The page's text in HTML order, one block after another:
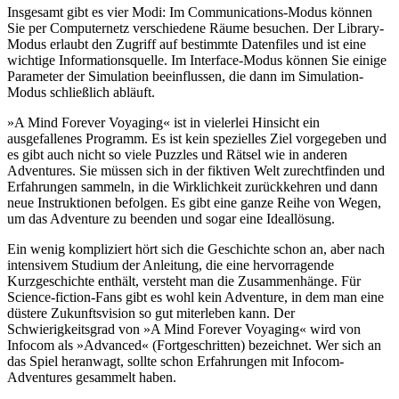
Insgesamt gibt es vier Modi: Im Communications-Modus können
Sie per Computernetz verschiedene Räume besuchen. Der Library-
Modus erlaubt den Zugriff auf bestimmte Datenfiles und ist eine
wichtige Informationsquelle. Im Interface-Modus können Sie einige
Parameter der Simulation beeinflussen, die dann im Simulation-
Modus schließlich abläuft.
»A Mind Forever Voyaging« ist in vielerlei Hinsicht ein
ausgefallenes Programm. Es ist kein spezielles Ziel vorgegeben und
es gibt auch nicht so viele Puzzles und Rätsel wie in anderen
Adventures. Sie müssen sich in der fiktiven Welt zurechtfinden und
Erfahrungen sammeln, in die Wirklichkeit zurückkehren und dann
neue Instruktionen befolgen. Es gibt eine ganze Reihe von Wegen,
um das Adventure zu beenden und sogar eine Ideallösung.
Ein wenig kompliziert hört sich die Geschichte schon an, aber nach
intensivem Studium der Anleitung, die eine hervorragende
Kurzgeschichte enthält, versteht man die Zusammenhänge. Für
Science-fiction-Fans gibt es wohl kein Adventure, in dem man eine
düstere Zukunftsvision so gut miterleben kann. Der
Schwierigkeitsgrad von »A Mind Forever Voyaging« wird von
Infocom als »Advanced« (Fortgeschritten) bezeichnet. Wer sich an
das Spiel heranwagt, sollte schon Erfahrungen mit Infocom-
Adventures gesammelt haben.